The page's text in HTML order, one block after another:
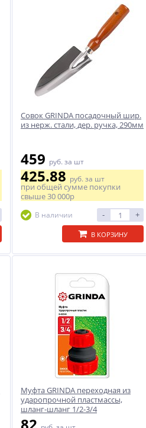
Совок GRINDA посадочный шир.
из нерж. стали, дер. ручка, 290мм
459 руб. за шт
425.88руб. за шт
при общей сумме покупки
свыше30 000р
В наличии - +
В КОРЗИНУ
Муфта GRINDA переходная из
ударопрочной пластмассы,
шланг-шланг 1/2-3/4